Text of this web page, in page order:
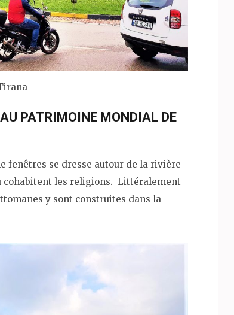
PATRIMOINE MONDIAL DE
fenêtres se dresse autour de la rivière
cohabitent les religions. Littéralement
y sont construites dans la